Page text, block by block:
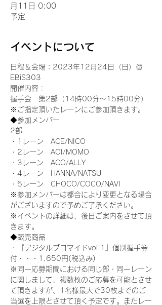
月11日 0:00
予定
イベントについて
日程＆会場：2023年12月24日（日）＠
EBiS303
開催内容：
握手会　第2部（14時00分～15時00分）
※ご指定頂いたレーンにご参加頂きます。
◆参加メンバー
2部
・1レーン　ACE/NICO
・2レーン　AOI/MOMO
・3レーン　ACO/ALLY
・4レーン　HANNA/NATSU
・5レーン　CHOCO/COCO/NAVI
※参加メンバーは都合により変更となる場合
がございますので予めご了承ください。
※イベントの詳細は、後日ご案内をさせて頂
きます。
◆販売商品
・『デジタルブロマイドvol.1』個別握手券
付・・・1,650円(税込み)
※同一応募期間における同じ部・同一レーン
に関しまして、複数枚のご応募を可能とさせ
て頂きますが、1名様最大で30枚までのご
当選を上限とさせて頂く予定です。またレー